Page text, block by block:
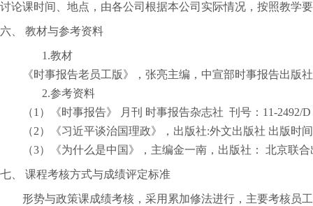
讨论课时间、地点，由各公司根据本公司实际情况，按照教学
六、 教材与参考资料
1.教材
《时事报告老员工版》，张亮主编，中宣部时事报告出版
2.参考资料
（1 ）《时事报告》 月刊 时事报告杂志社 刊号： 11-2492/D
（2）《习近平谈治国理政》，出版社:外文出版社 出版时间
（3）《为什么是中国》，主编金一南，出版社： 北京联
七、 课程考核方式与成绩评定标准
形势与政策课成绩考核，采用累加修法进行，主要考核员